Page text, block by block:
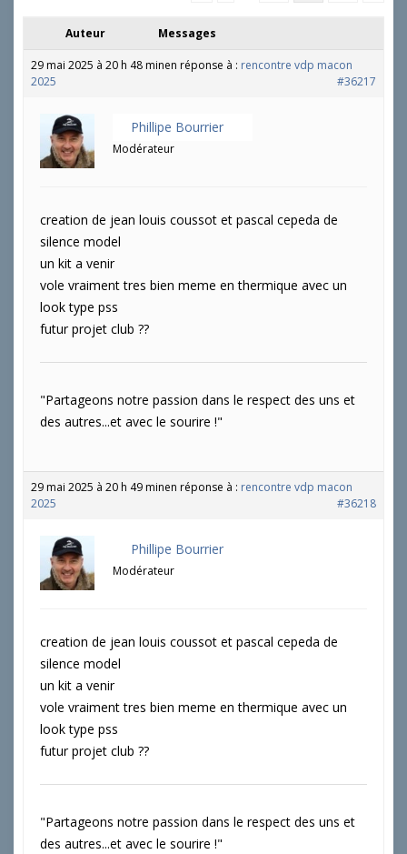
Auteur Messages
29 mai 2025 à 20 h 48 minen réponse à : rencontre vdp macon
2025
#36217
Phillipe Bourrier
Modérateur
creation de jean louis coussot et pascal cepeda de
silence model
un kit a venir
vole vraiment tres bien meme en thermique avec un
look type pss
futur projet club ??
"Partageons notre passion dans le respect des uns et
des autres...et avec le sourire !"
29 mai 2025 à 20 h 49 minen réponse à : rencontre vdp macon
2025
#36218
Phillipe Bourrier
Modérateur
creation de jean louis coussot et pascal cepeda de
silence model
un kit a venir
vole vraiment tres bien meme en thermique avec un
look type pss
futur projet club ??
"Partageons notre passion dans le respect des uns et
des autres...et avec le sourire !"